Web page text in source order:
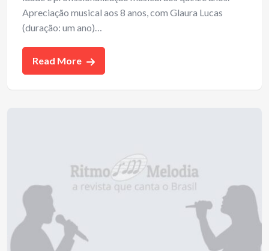
Apreciação musical aos 8 anos, com Glaura Lucas
(duração: um ano)…
Read More